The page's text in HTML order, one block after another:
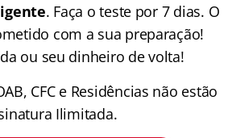
. Faça o teste por 7 dias. O
com a sua preparação!
ou seu dinheiro de volta!
CFC e Residências não estão
Ilimitada.